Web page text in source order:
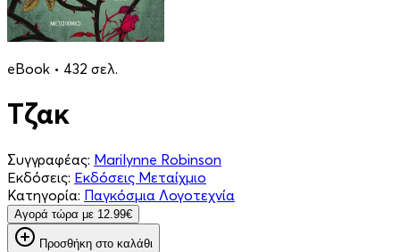
eBook • 432 σελ.
Τζακ
Συγγραφέας: Marilynne Robinson
Εκδόσεις: Εκδόσεις Μεταίχμιο
Κατηγορία: Παγκόσμια Λογοτεχνία
Aγορά τώρα με 12.99€
Προσθήκη στο καλάθι